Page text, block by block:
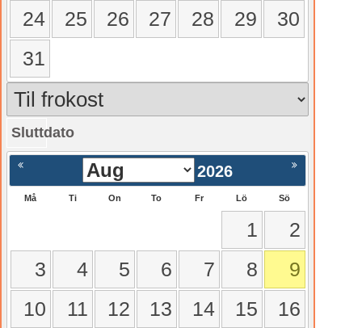
24
25 26 27 28 29
30
31
Sluttdato
Nästa >
2026
Må Ti On To Fr Lö Sö
1
2
3
4 5 6 7 8
9
10
11 12 13 14 15 16